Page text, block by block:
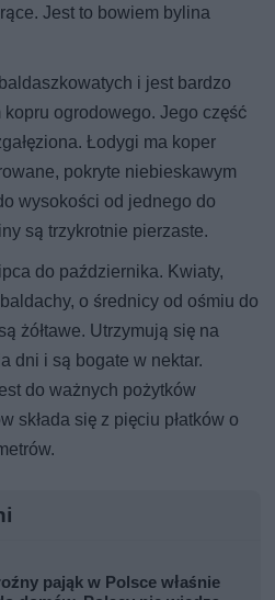
Jest to bowiem bylina
i jest bardzo
ogrodowego. Jego część
Łodygi ma koper
pokryte niebieskawym
wysokości od jednego do
są trzykrotnie pierzaste.
do października. Kwiaty,
o średnicy od ośmiu do
żółtawe. Utrzymują się na
dni i są bogate w nektar.
do ważnych pożytków
składa się z pięciu płatków o
pająk w Polsce właśnie